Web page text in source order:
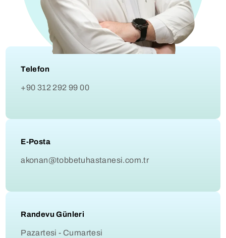
Telefon
+90 312 292 99 00
E-Posta
akonan@tobbetuhastanesi.com.tr
Randevu Günleri
Pazartesi - Cumartesi